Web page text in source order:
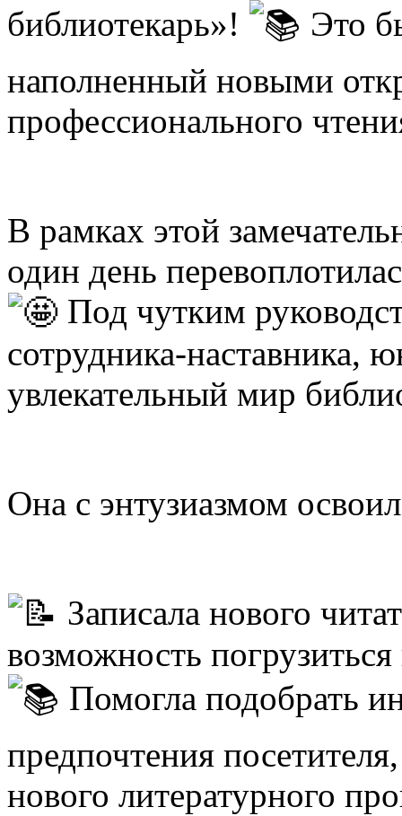
библиотекарь»!
Это
наполненный новыми
профессионального
В рамках этой
один день
Под чутким
сотрудника-наставника,
увлекательный мир
Она с энтузиазмом
Записала нового
возможность
Помогла подобрать
предпочтения
нового литературного